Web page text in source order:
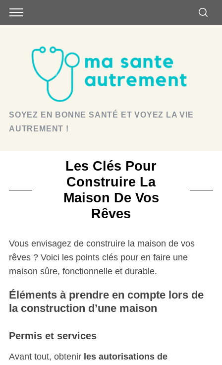
SOYEZ EN BONNE SANTÉ ET VOYEZ LA VIE
AUTREMENT !
Les Clés Pour
Construire La
Maison De Vos
Rêves
Vous envisagez de construire la maison de vos
rêves ? Voici les points clés pour en faire une
maison sûre, fonctionnelle et durable.
Éléments à prendre en compte lors de
la construction d’une maison
Permis et services
Avant tout, obtenir les autorisations de